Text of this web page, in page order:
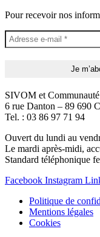
Pour recevoir nos
SIVOM et
6 rue Danton – 89 690
Tel. : 03 86 97 71 94
Ouvert du lundi au
Le mardi après-midi,
Standard téléphonique
Facebook Instagram
Politique de
Mentions légales
Cookies